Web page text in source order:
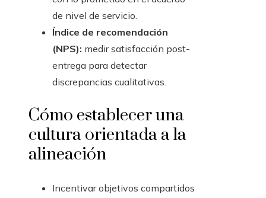
de nivel de servicio.
Índice de recomendación
(NPS): medir satisfacción post-
entrega para detectar
discrepancias cualitativas.
Cómo establecer una
cultura orientada a la
alineación
Incentivar objetivos compartidos